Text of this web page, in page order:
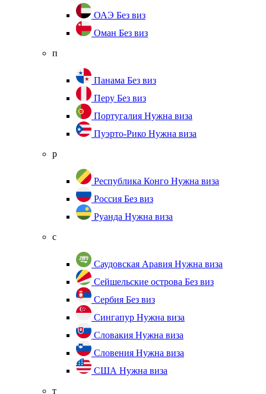
ОАЭ Без виз
Оман Без виз
п
Панама Без виз
Перу Без виз
Португалия Нужна виза
Пуэрто-Рико Нужна виза
р
Республика Конго Нужна виза
Россия Без виз
Руанда Нужна виза
с
Саудовская Аравия Нужна виза
Сейшельские острова Без виз
Сербия Без виз
Сингапур Нужна виза
Словакия Нужна виза
Словения Нужна виза
США Нужна виза
т